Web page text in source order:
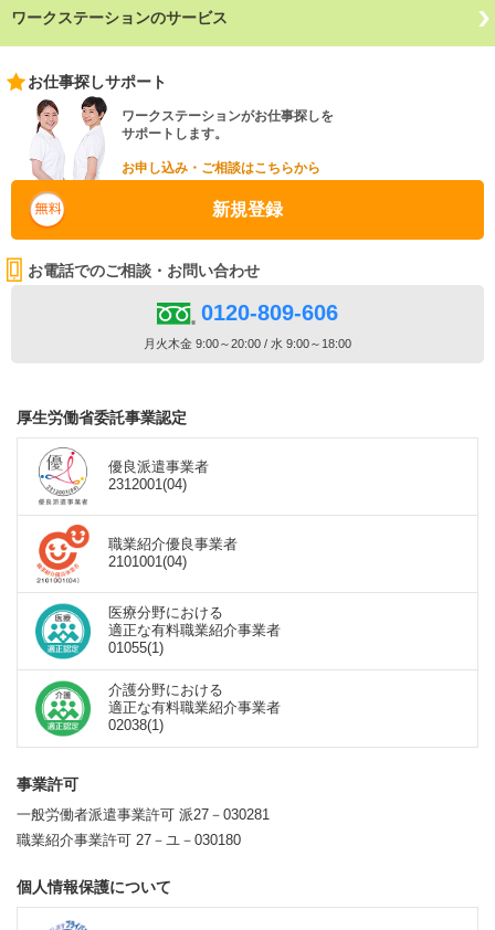
ワークステーションのサービス
お仕事探しサポート
ワークステーションがお仕事探しを
サポートします。
お申し込み・ご相談はこちらから
新規登録
お電話でのご相談・お問い合わせ
0120-809-606
月火木金 9:00～20:00 / 水 9:00～18:00
厚生労働省委託事業認定
優良派遣事業者
2312001(04)
職業紹介優良事業者
2101001(04)
医療分野における
適正な有料職業紹介事業者
01055(1)
介護分野における
適正な有料職業紹介事業者
02038(1)
事業許可
一般労働者派遣事業許可 派27－030281
職業紹介事業許可 27－ユ－030180
個人情報保護について